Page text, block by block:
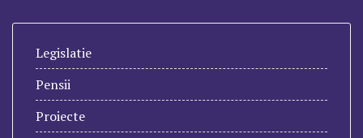
Legislatie
Pensii
Proiecte